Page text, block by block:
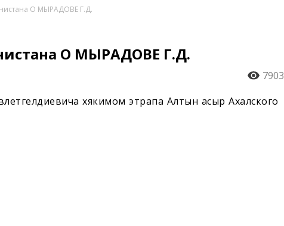
О МЫРАДОВЕ Г.Д.
О МЫРАДОВЕ Г.Д.
7903
хякимом этрапа Алтын асыр Ахалского